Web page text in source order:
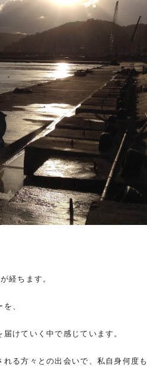
経ちます。
、
届けていく中で感じています。
れる方々との出会いで、私自身何度